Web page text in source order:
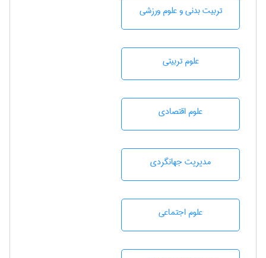
تربيت بدنی و علوم ورزشی
علوم تربيتی
علوم اقتصادی
مديريت جهانگردی
علوم اجتماعی